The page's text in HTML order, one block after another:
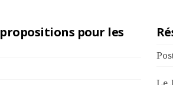
propositions pour les